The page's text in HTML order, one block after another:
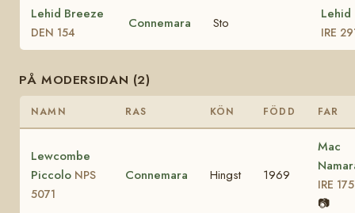
Lehid Breeze
DEN 154
Connemara Sto
Lehid
IRE
PÅ MODERSIDAN (2)
NAMN RAS KÖN FÖDD FAR
Lewcombe
Piccolo NPS
5071
Connemara Hingst 1969
Mac
IRE 175
📷